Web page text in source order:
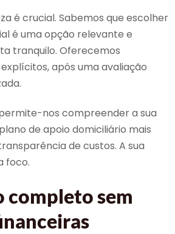
é crucial. Sabemos que escolher
é uma opção relevante e
tranquilo. Oferecemos
após uma avaliação
nos compreender a sua
de apoio domiciliário mais
de custos. A sua
foco.
completo sem